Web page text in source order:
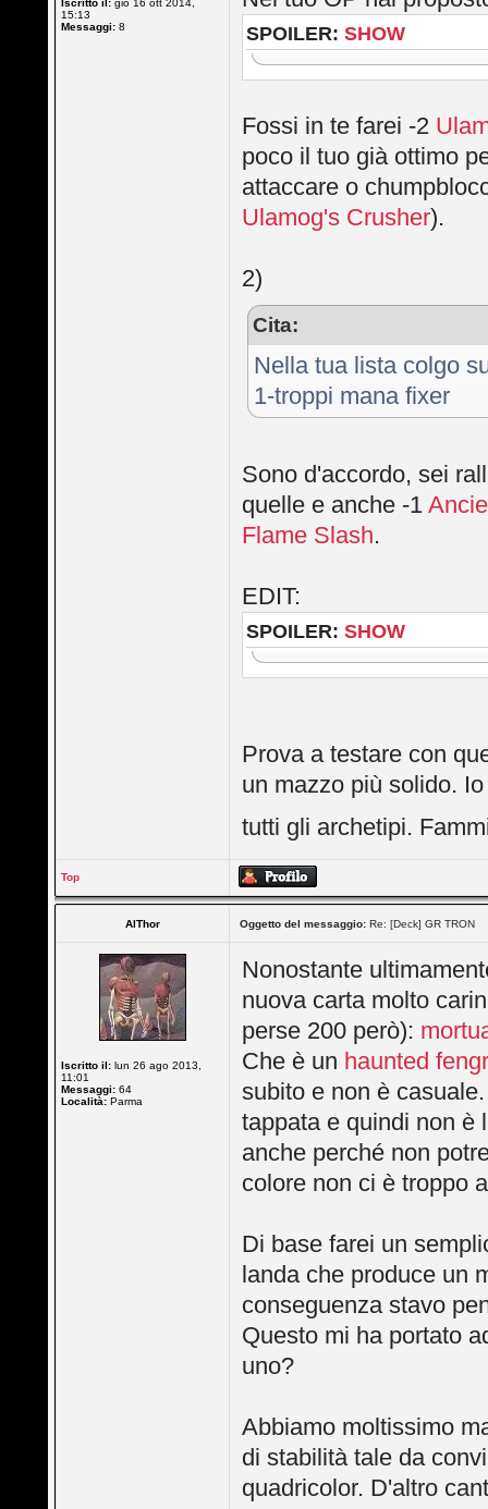
Iscritto il: gio 16 ott 2014,
15:13
Messaggi: 8 SPOILER:SHOW
Fossi in te farei -2
poco il tuo già ottimo
attaccare o
Ulamog's Crusher).
2)
Cita:
Nella tua lista colgo
1-troppi mana fixer
Sono d'accordo, sei
quelle e anche -1
Flame Slash.
EDIT:
SPOILER:SHOW
Prova a testare con
un mazzo più solido.
tutti gli archetipi.
Top
AlThor Oggetto del messaggio: Re: [Deck] GR TRON
Iscritto il: lun 26 ago 2013,
11:01
Messaggi: 64
Località: Parma
Nonostante
nuova carta molto
perse 200 però):
Che è un haunted
subito e non è
tappata e quindi non è
anche perché non
colore non ci è troppo
Di base farei un
landa che produce un
conseguenza stavo
Questo mi ha portato
uno?
Abbiamo moltissimo
di stabilità tale da
quadricolor. D'altro